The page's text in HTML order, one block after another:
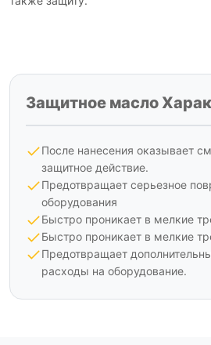
Защитное масло
После нанесения оказывает
защитное действие.
Предотвращает серьезное
оборудования
Быстро проникает в мелкие
Быстро проникает в мелкие
Предотвращает
расходы на оборудование.